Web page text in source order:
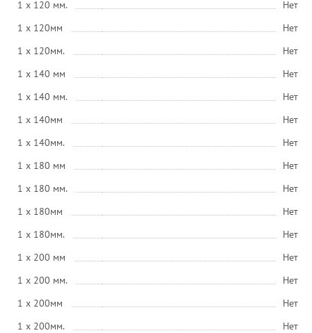
1 x 120 мм.
Нет
1 x 120мм
Нет
1 x 120мм.
Нет
1 x 140 мм
Нет
1 x 140 мм.
Нет
1 x 140мм
Нет
1 x 140мм.
Нет
1 x 180 мм
Нет
1 x 180 мм.
Нет
1 x 180мм
Нет
1 x 180мм.
Нет
1 x 200 мм
Нет
1 x 200 мм.
Нет
1 x 200мм
Нет
1 x 200мм.
Нет